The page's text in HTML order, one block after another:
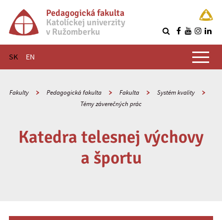
Pedagogická fakulta
Katolíckej univerzity
v Ružomberku
SK EN
Hlavné menu
Fakulty Pedagogická fakulta Fakulta
Systém kvality
Témy záverečných prác
Katedra telesnej výchovy
a športu